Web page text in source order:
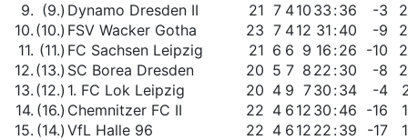
9. (9.) Dynamo Dresden II 21 7 410 33 :36 -3
10. (10.) FSV Wacker Gotha 23 7 412 31 :40 -9
11. (11.) FC Sachsen Leipzig 21 6 6 9 16 :26 -10
12. (13.) SC Borea Dresden 20 5 7 8 22 :30 -8
13. (12.) 1. FC Lok Leipzig 20 4 9 730 :34 -4
14. (16.) Chemnitzer FC II 22 4 6 12 30 :46 -16
15. (14.) VfL Halle 96 22 4 6 12 22 :39 -17